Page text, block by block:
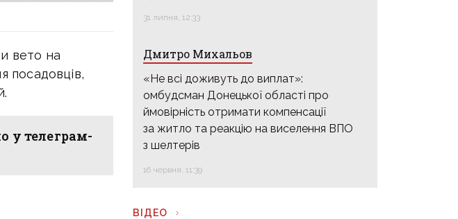
вето на
посадовців,
у телеграм-
31 липня, 12:33
Дмитро Михальов
«Не всі доживуть до виплат»:
омбудсман Донецької області про
ймовірність отримати компенсації
за житло та реакцію на виселення ВПО
з шелтерів
16 червня, 11:39
ВІДЕО